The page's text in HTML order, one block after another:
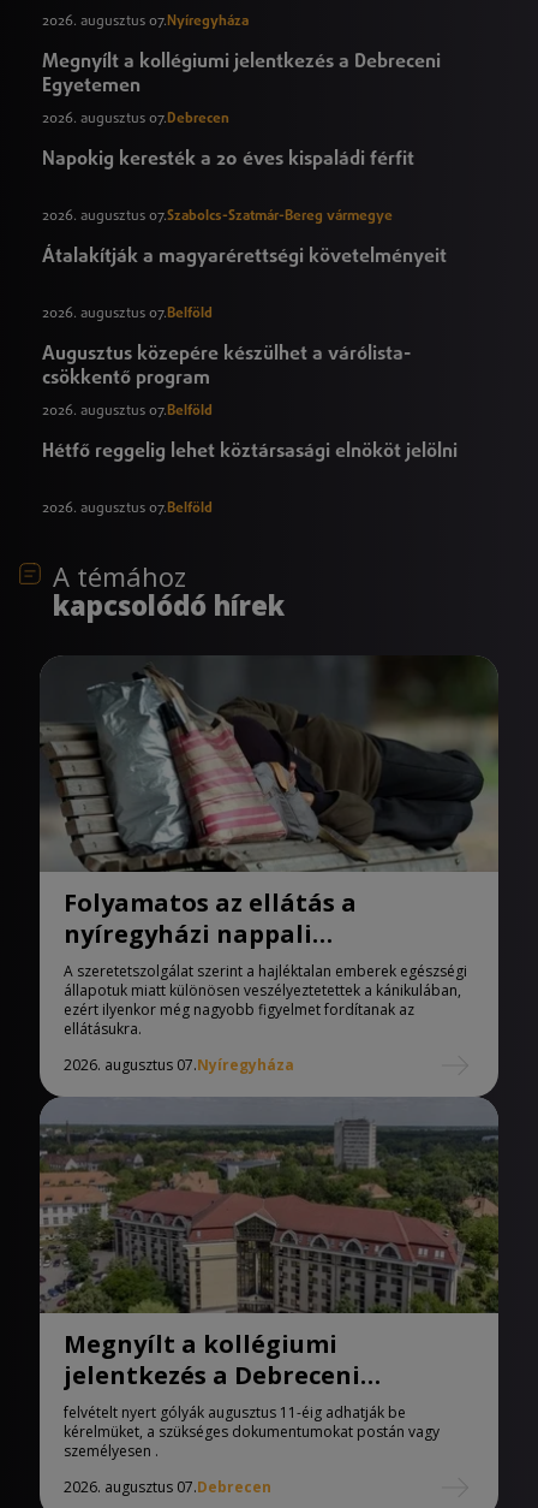
2026. augusztus 07. Nyíregyháza
Megnyílt a kollégiumi jelentkezés a Debreceni
Egyetemen
2026. augusztus 07.Debrecen
Napokig keresték a 20 éves kispaládi férfit
2026. augusztus 07.Szabolcs-Szatmár-Bereg vármegye
Átalakítják a magyarérettségi követelményeit
2026. augusztus 07.Belföld
Augusztus közepére készülhet a várólista-
csökkentő program
2026. augusztus 07.Belföld
Hétfő reggelig lehet köztársasági elnököt jelölni
2026. augusztus 07.Belföld
A témához
kapcsolódó hírek
Folyamatos az ellátás a
nyíregyházi nappali
melegedőben
A szeretetszolgálat szerint a hajléktalan emberek egészségi
állapotuk miatt különösen veszélyeztetettek a kánikulában,
ezért ilyenkor még nagyobb figyelmet fordítanak az
ellátásukra.
2026. augusztus 07.Nyíregyháza
Megnyílt a kollégiumi
jelentkezés a Debreceni
Egyetemen
felvételt nyert gólyák augusztus 11-éig adhatják be
kérelmüket, a szükséges dokumentumokat postán vagy
személyesen .
2026. augusztus 07.Debrecen